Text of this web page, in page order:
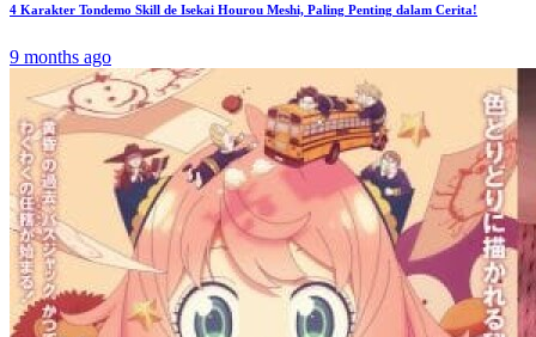
4 Karakter Tondemo Skill de Isekai Hourou Meshi, Paling Penting dalam Cerita!
9 months ago